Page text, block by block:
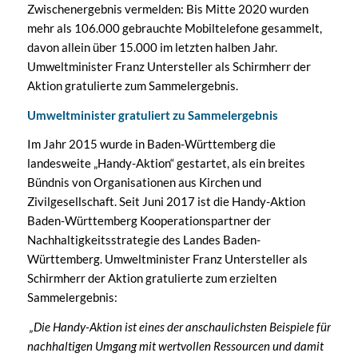
Zwischenergebnis vermelden: Bis Mitte 2020 wurden
mehr als 106.000 gebrauchte Mobiltelefone gesammelt,
davon allein über 15.000 im letzten halben Jahr.
Umweltminister Franz Untersteller als Schirmherr der
Aktion gratulierte zum Sammelergebnis.
Umweltminister gratuliert zu Sammelergebnis
Im Jahr 2015 wurde in Baden-Württemberg die
landesweite „Handy-Aktion“ gestartet, als ein breites
Bündnis von Organisationen aus Kirchen und
Zivilgesellschaft. Seit Juni 2017 ist die Handy-Aktion
Baden-Württemberg Kooperationspartner der
Nachhaltigkeitsstrategie des Landes Baden-
Württemberg. Umweltminister Franz Untersteller als
Schirmherr der Aktion gratulierte zum erzielten
Sammelergebnis:
„Die Handy-Aktion ist eines der anschaulichsten Beispiele für
nachhaltigen Umgang mit wertvollen Ressourcen und damit